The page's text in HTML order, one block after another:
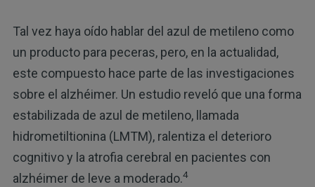
Tal vez haya oído hablar del azul de metileno como
un producto para peceras, pero, en la actualidad,
este compuesto hace parte de las investigaciones
sobre el alzhéimer. Un estudio reveló que una forma
estabilizada de azul de metileno, llamada
hidrometiltionina (LMTM), ralentiza el deterioro
cognitivo y la atrofia cerebral en pacientes con
alzhéimer de leve a moderado.4